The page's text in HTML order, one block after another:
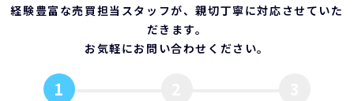
経験豊富な売買担当スタッフが、親切丁寧に対応させていた
だきます。
お気軽にお問い合わせください。
1